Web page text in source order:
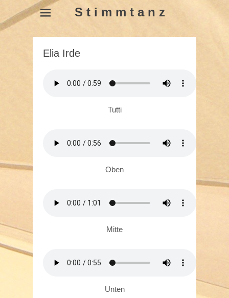
S t i m m t a n z
Elia Irde
Tutti
Oben
Mitte
Unten